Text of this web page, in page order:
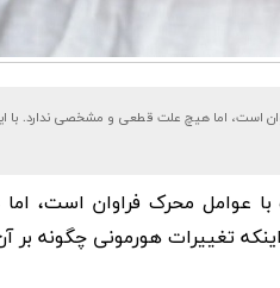
است، اما هیچ علت قطعی و مشخصی ندارد.
با عوامل محرک فراوان است،
تغییرات هورمونی چگونه